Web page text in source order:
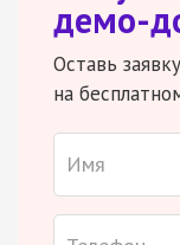
демо-
Оставь
на